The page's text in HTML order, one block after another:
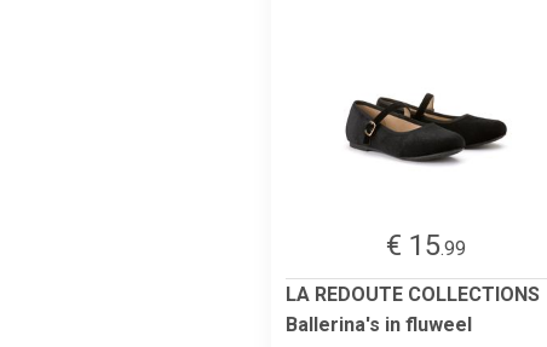
€ 15.99
LA REDOUTE COLLECTIONS
Ballerina's in fluweel